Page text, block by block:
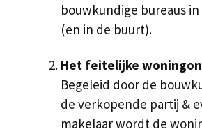
bouwkundige bureaus
(en in de buurt).
Het feitelijke
Begeleid door de
de verkopende partij &
makelaar wordt de